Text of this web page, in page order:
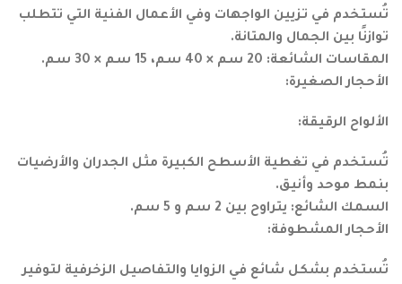
تُستخدم في تزيين الواجهات وفي الأعمال الفنية التي تتطلب
توازنًا بين الجمال والمتانة.
المقاسات الشائعة: 20 سم × 40 سم، 15 سم × 30 سم.
الأحجار الصغيرة:
الألواح الرقيقة:
تُستخدم في تغطية الأسطح الكبيرة مثل الجدران والأرضيات
بنمط موحد وأنيق.
السمك الشائع: يتراوح بين 2 سم و 5 سم.
الأحجار المشطوفة:
تُستخدم بشكل شائع في الزوايا والتفاصيل الزخرفية لتوفير